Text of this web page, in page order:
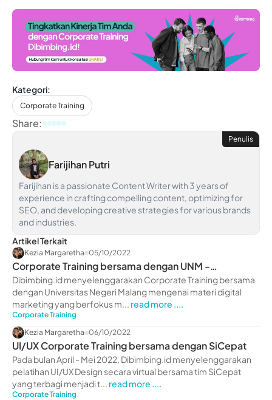
Kategori:
Corporate Training
Share:
Penulis
Farijihan Putri
Farijihan is a passionate Content Writer with 3 years of
experience in crafting compelling content, optimizing for
SEO, and developing creative strategies for various brands
and industries.
Artikel Terkait
Kezia Margaretha 05/10/2022
Corporate Training bersama dengan UNM -
dibimbing.id
Dibimbing.id menyelenggarakan Corporate Training bersama
dengan Universitas Negeri Malang mengenai materi digital
marketing yang berfokus m... read more ....
Corporate Training
Kezia Margaretha 06/10/2022
UI/UX Corporate Training bersama dengan SiCepat
Pada bulan April - Mei 2022, Dibimbing.id menyelenggarakan
pelatihan UI/UX Design secara virtual bersama tim SiCepat
yang terbagi menjadi t... read more ....
Corporate Training